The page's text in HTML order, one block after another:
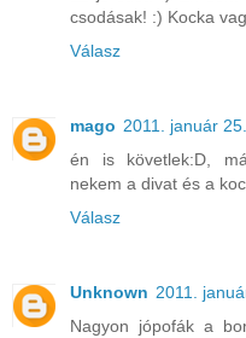
csodásak! :) Kocka
Válasz
mago 2011. január
én is követlek:D,
nekem a divat és a
Válasz
Unknown 2011.
Nagyon jópofák a